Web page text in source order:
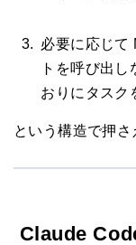
必要に応じて
トを呼び出
おりにタスク
という構造で押さ
Claude